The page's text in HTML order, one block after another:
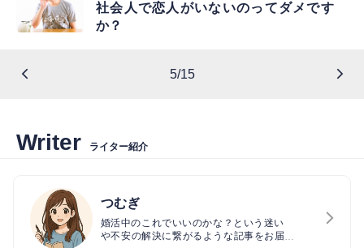
社会人で恋人がいないのってダメです
か？
5/15
Writer ライター紹介
つむぎ
婚活中のこれでいいのかな？という迷い
や不安の解決に繋がるような記事をお届